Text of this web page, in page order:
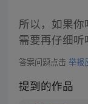
所以，如果你
需要再仔细听
答案问题点击 举报
提到的作品